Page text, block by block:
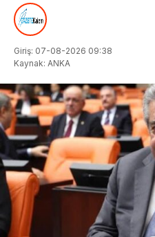
Giriş: 07-08-2026 09:38
Kaynak: ANKA